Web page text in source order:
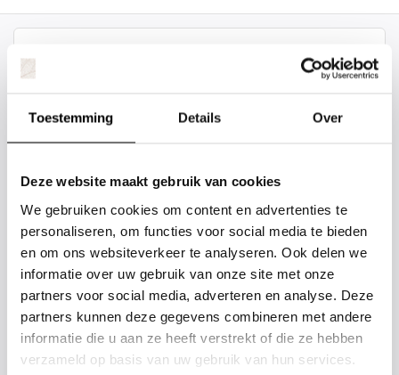
Toestemming Details Over
Deze website maakt gebruik van cookies
We gebruiken cookies om content en advertenties te
personaliseren, om functies voor social media te bieden
en om ons websiteverkeer te analyseren. Ook delen we
informatie over uw gebruik van onze site met onze
partners voor social media, adverteren en analyse. Deze
partners kunnen deze gegevens combineren met andere
informatie die u aan ze heeft verstrekt of die ze hebben
verzameld op basis van uw gebruik van hun services.
Staat uw plantsoort of maat er niet
tussen? Laat het ons weten, dan
gaan we voor u kijken. Stuur ons
de plantnaam, hoogte, stamdikte en
boom er ongeveer eruit ziet? We
kunnen u een foto sturen.
info@tuinplantenbezorgd.nl
06 45 601 508 (tijdelijk niet bereikbaar)